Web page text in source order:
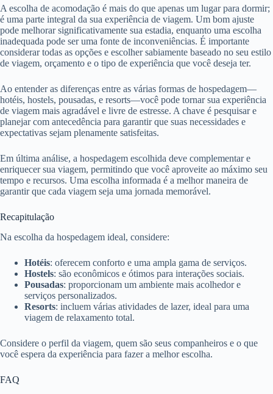
A escolha de acomodação é mais do que apenas um lugar para dormir;
é uma parte integral da sua experiência de viagem. Um bom ajuste
pode melhorar significativamente sua estadia, enquanto uma escolha
inadequada pode ser uma fonte de inconveniências. É importante
considerar todas as opções e escolher sabiamente baseado no seu estilo
de viagem, orçamento e o tipo de experiência que você deseja ter.
Ao entender as diferenças entre as várias formas de hospedagem—
hotéis, hostels, pousadas, e resorts—você pode tornar sua experiência
de viagem mais agradável e livre de estresse. A chave é pesquisar e
planejar com antecedência para garantir que suas necessidades e
expectativas sejam plenamente satisfeitas.
Em última análise, a hospedagem escolhida deve complementar e
enriquecer sua viagem, permitindo que você aproveite ao máximo seu
tempo e recursos. Uma escolha informada é a melhor maneira de
garantir que cada viagem seja uma jornada memorável.
Recapitulação
Na escolha da hospedagem ideal, considere:
Hotéis: oferecem conforto e uma ampla gama de serviços.
Hostels: são econômicos e ótimos para interações sociais.
Pousadas: proporcionam um ambiente mais acolhedor e
serviços personalizados.
Resorts: incluem várias atividades de lazer, ideal para uma
viagem de relaxamento total.
Considere o perfil da viagem, quem são seus companheiros e o que
você espera da experiência para fazer a melhor escolha.
FAQ